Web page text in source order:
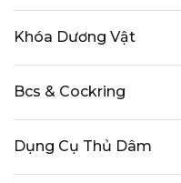
Khóa Dương Vật
Bcs & Cockring
Dụng Cụ Thủ Dâm